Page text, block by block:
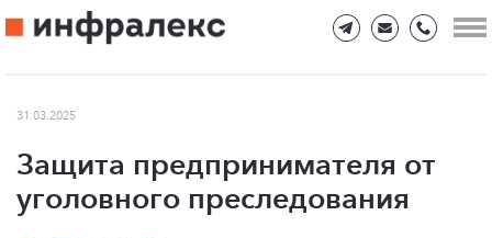
31.03.2025
Защита предпринимателя от
уголовного преследования